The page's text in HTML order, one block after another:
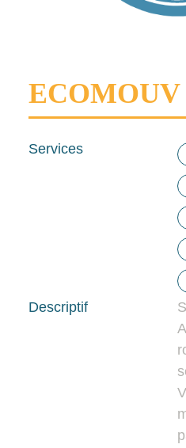
ECOMOUV
Services
Descriptif